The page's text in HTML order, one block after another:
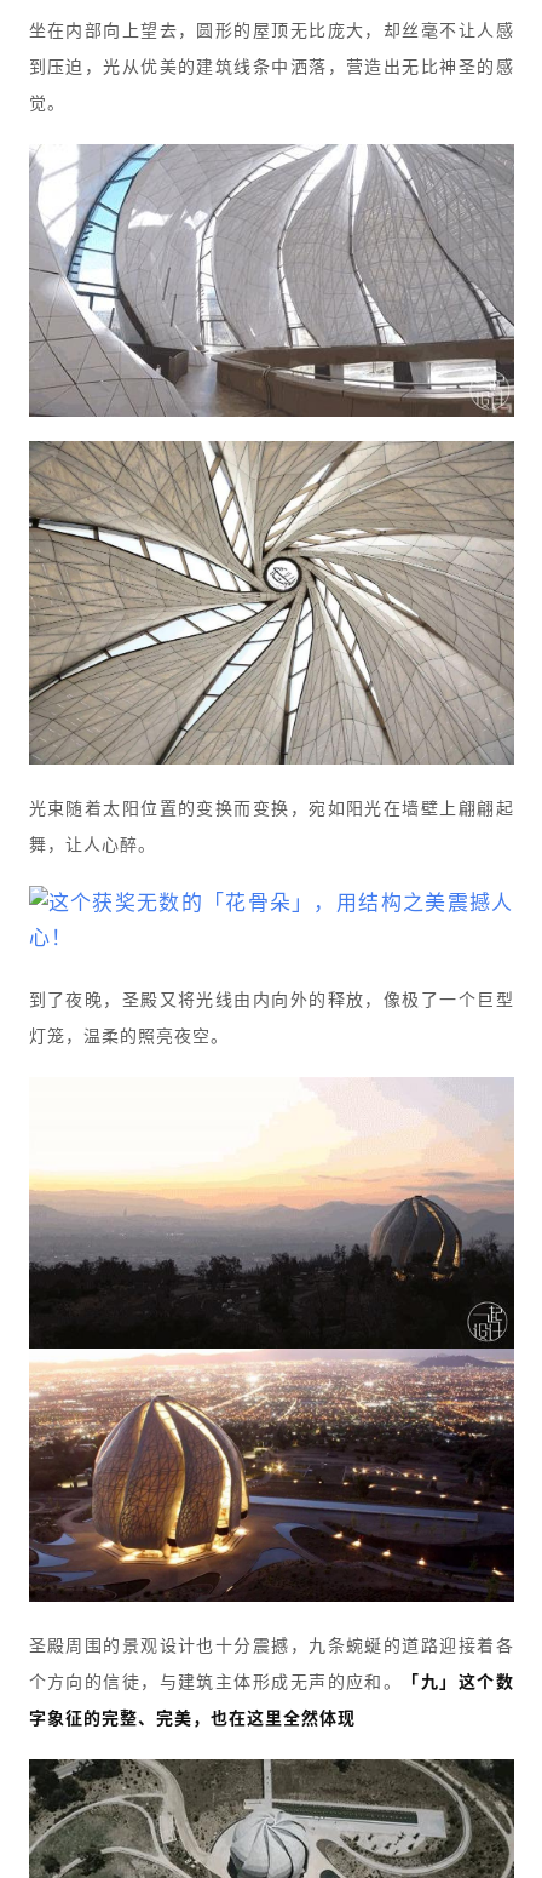
坐在内部向上望去，圆形的屋顶无比庞大，却丝毫不让人感
到压迫，光从优美的建筑线条中洒落，营造出无比神圣的感
觉。
光束随着太阳位置的变换而变换，宛如阳光在墙壁上翩翩起
舞，让人心醉。
到了夜晚，圣殿又将光线由内向外的释放，像极了一个巨型
灯笼，温柔的照亮夜空。
圣殿周围的景观设计也十分震撼，九条蜿蜒的道路迎接着各
个方向的信徒，与建筑主体形成无声的应和。
「九」这个数
字象征的完整、完美，也在这里全然体现